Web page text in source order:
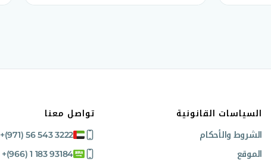
السياسات القانونية
الشروط والأحكام
الموقع
تواصل معنا
+(971) 56 543 3222
+(966) 1 183 93184